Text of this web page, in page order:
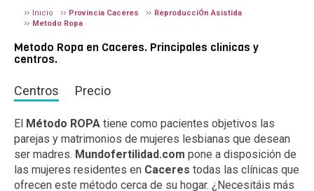
Inicio Provincia Caceres
ReproducciÓn Asistida
Metodo Ropa
Metodo Ropa en Caceres. Principales clínicas y
centros.
Centros Precio
El Método ROPA tiene como pacientes objetivos las
parejas y matrimonios de mujeres lesbianas que desean
ser madres. Mundofertilidad.com pone a disposición de
las mujeres residentes en Caceres todas las clínicas que
ofrecen este método cerca de su hogar. ¿Necesitáis más